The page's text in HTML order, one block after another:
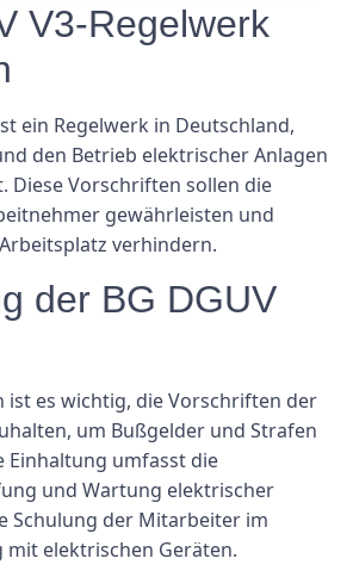
V3-Regelwerk
ein Regelwerk in Deutschland,
den Betrieb elektrischer Anlagen
Diese Vorschriften sollen die
gewährleisten und
verhindern.
der BG DGUV
ist es wichtig, die Vorschriften der
um Bußgelder und Strafen
Einhaltung umfasst die
und Wartung elektrischer
Schulung der Mitarbeiter im
mit elektrischen Geräten.